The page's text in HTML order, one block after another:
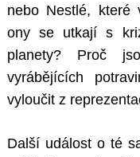
nebo Nestlé, které
ony se utkají s
planety? Proč
vyrábějících
vyloučit z
Další událost o té